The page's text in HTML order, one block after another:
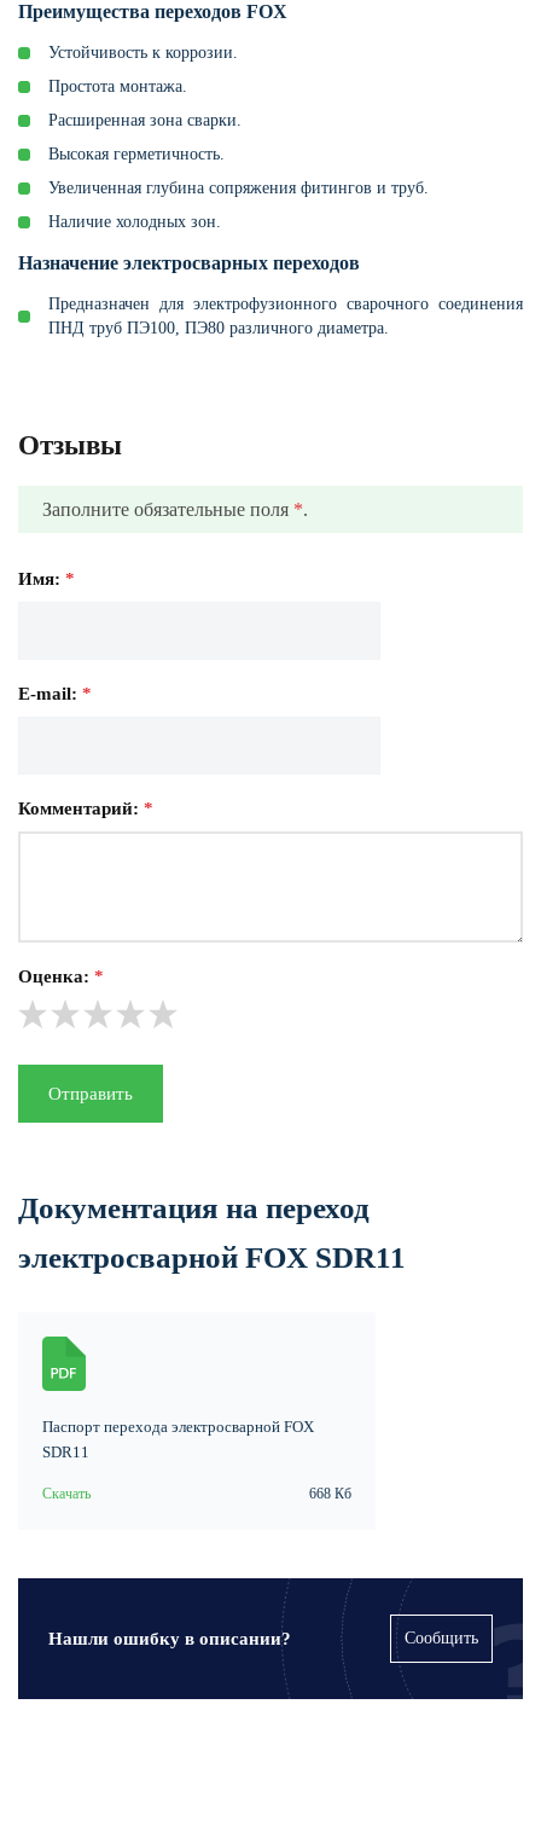
Преимущества переходов FOX
Устойчивость к коррозии.
Простота монтажа.
Расширенная зона сварки.
Высокая герметичность.
Увеличенная глубина сопряжения фитингов и труб.
Наличие холодных зон.
Назначение электросварных переходов
Предназначен для электрофузионного сварочного соединения
ПНД труб ПЭ100, ПЭ80 различного диаметра.
Отзывы
Заполните обязательные поля *.
Имя: *
E-mail: *
Комментарий: *
Оценка: *
Отправить
Документация на переход
электросварной FOX SDR11
Паспорт перехода электросварной FOX
SDR11
Скачать 668 Кб
Нашли ошибку в описании? Сообщить